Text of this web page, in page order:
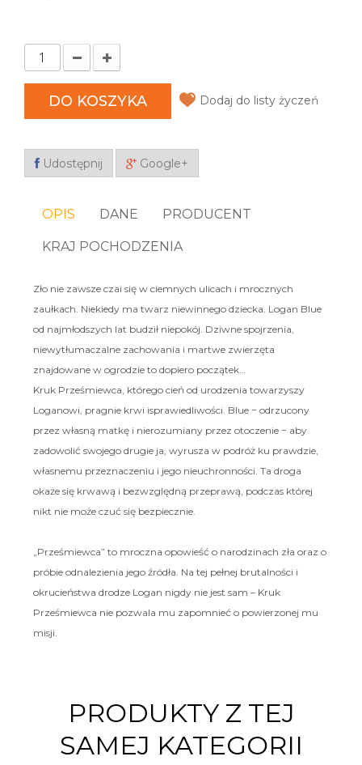
DO KOSZYKA Dodaj do listy życzeń
Udostępnij Google+
OPIS DANE PRODUCENT
KRAJ POCHODZENIA
Zło nie zawsze czai się w ciemnych ulicach i mrocznych
zaułkach. Niekiedy ma twarz niewinnego dziecka. Logan Blue
od najmłodszych lat budził niepokój. Dziwne spojrzenia,
niewytłumaczalne zachowania i martwe zwierzęta
znajdowane w ogrodzie to dopiero początek…
Kruk Prześmiewca, którego cień od urodzenia towarzyszy
Loganowi, pragnie krwi isprawiedliwości. Blue − odrzucony
przez własną matkę i nierozumiany przez otoczenie − aby
zadowolić swojego drugie ja, wyrusza w podróż ku prawdzie,
własnemu przeznaczeniu i jego nieuchronności. Ta droga
okaże się krwawą i bezwzględną przeprawą, podczas której
nikt nie może czuć się bezpiecznie.
„Prześmiewca” to mroczna opowieść o narodzinach zła oraz o
próbie odnalezienia jego źródła. Na tej pełnej brutalności i
okrucieństwa drodze Logan nigdy nie jest sam – Kruk
Prześmiewca nie pozwala mu zapomnieć o powierzonej mu
misji.
PRODUKTY Z TEJ
SAMEJ KATEGORII